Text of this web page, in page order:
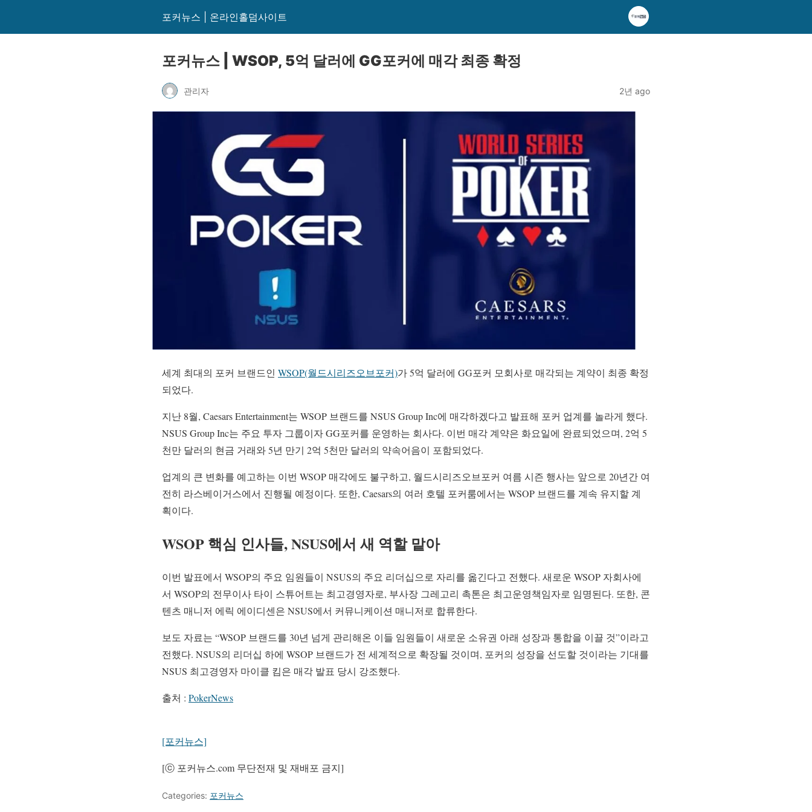
포커뉴스 | 온라인홀덤사이트
포커뉴스 | WSOP, 5억 달러에 GG포커에 매각 최종 확정
관리자 2년 ago
세계 최대의 포커 브랜드인 WSOP(월드시리즈오브포커)가 5억 달러에 GG포커 모회사로 매각되는 계약이 최종 확정
되었다.
지난 8월, Caesars Entertainment는 WSOP 브랜드를 NSUS Group Inc에 매각하겠다고 발표해 포커 업계를 놀라게 했다.
NSUS Group Inc는 주요 투자 그룹이자 GG포커를 운영하는 회사다. 이번 매각 계약은 화요일에 완료되었으며, 2억 5
천만 달러의 현금 거래와 5년 만기 2억 5천만 달러의 약속어음이 포함되었다.
업계의 큰 변화를 예고하는 이번 WSOP 매각에도 불구하고, 월드시리즈오브포커 여름 시즌 행사는 앞으로 20년간 여
전히 라스베이거스에서 진행될 예정이다. 또한, Caesars의 여러 호텔 포커룸에서는 WSOP 브랜드를 계속 유지할 계
획이다.
WSOP 핵심 인사들, NSUS에서 새 역할 맡아
이번 발표에서 WSOP의 주요 임원들이 NSUS의 주요 리더십으로 자리를 옮긴다고 전했다. 새로운 WSOP 자회사에
서 WSOP의 전무이사 타이 스튜어트는 최고경영자로, 부사장 그레고리 촉톤은 최고운영책임자로 임명된다. 또한, 콘
텐츠 매니저 에릭 에이디센은 NSUS에서 커뮤니케이션 매니저로 합류한다.
보도 자료는 “WSOP 브랜드를 30년 넘게 관리해온 이들 임원들이 새로운 소유권 아래 성장과 통합을 이끌 것”이라고
전했다. NSUS의 리더십 하에 WSOP 브랜드가 전 세계적으로 확장될 것이며, 포커의 성장을 선도할 것이라는 기대를
NSUS 최고경영자 마이클 킴은 매각 발표 당시 강조했다.
출처 : PokerNews
[포커뉴스]
[ⓒ 포커뉴스.com 무단전재 및 재배포 금지]
Categories: 포커뉴스